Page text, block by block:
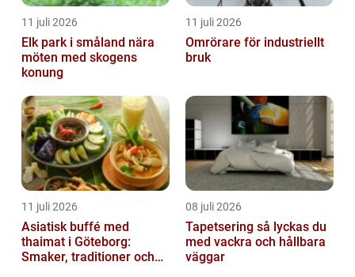
11 juli 2026
Elk park i småland nära
möten med skogens
konung
11 juli 2026
Omrörare för industriellt
bruk
11 juli 2026
Asiatisk buffé med
thaimat i Göteborg:
Smaker, traditioner och
08 juli 2026
Tapetsering så lyckas du
med vackra och hållbara
väggar